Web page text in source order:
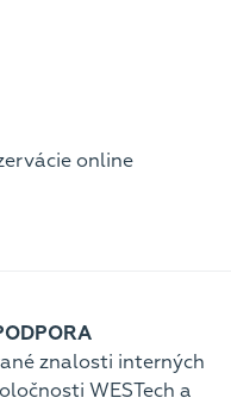
online
znalosti interných
WESTech a